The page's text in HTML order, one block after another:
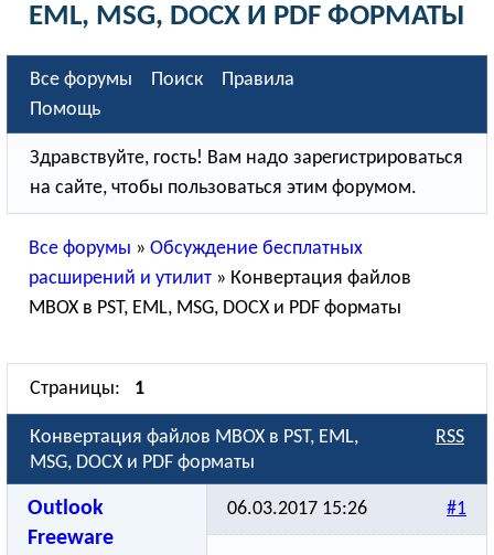
EML, MSG, DOCX И PDF ФОРМАТЫ
Все форумы Поиск
Правила
Помощь
Здравствуйте, гость! Вам надо зарегистрироваться
на сайте, чтобы пользоваться этим форумом.
Все форумы »Обсуждение бесплатных
расширений и утилит » Конвертация файлов
MBOX в PST, EML, MSG, DOCX и PDF форматы
Страницы: 1
RSS
Конвертация файлов MBOX в PST, EML,
MSG, DOCX и PDF форматы
Outlook
Freeware
#1
06.03.2017 15:26